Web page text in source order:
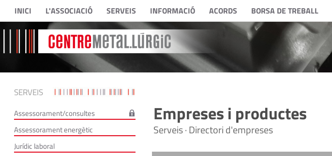
INICI L'ASSOCIACIÓ SERVEIS INFORMACIÓ ACORDS BORSA DE TREBALL
SERVEIS
Assessorament/consultes
Assessorament energètic
Jurídic laboral
Empreses i productes
Serveis · Directori d'empreses